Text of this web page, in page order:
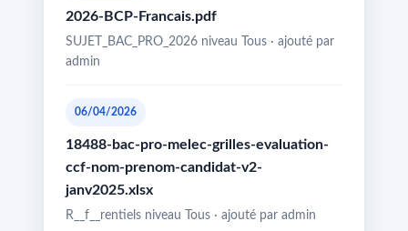
2026-BCP-Francais.pdf
SUJET_BAC_PRO_2026 niveau Tous · ajouté par
admin
06/04/2026
18488-bac-pro-melec-grilles-evaluation-
ccf-nom-prenom-candidat-v2-
janv2025.xlsx
R__f__rentiels niveau Tous · ajouté par admin